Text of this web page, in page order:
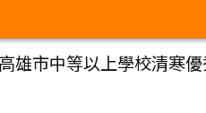
雄市中等以上學校清寒